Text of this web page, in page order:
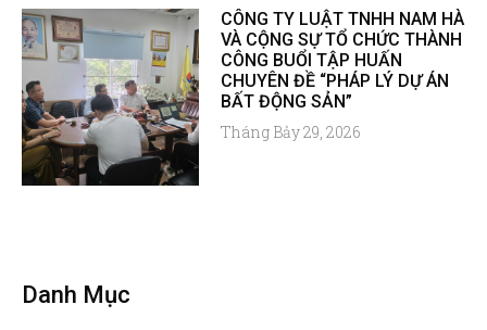
CÔNG TY LUẬT TNHH NAM HÀ
VÀ CỘNG SỰ TỔ CHỨC THÀNH
CÔNG BUỔI TẬP HUẤN
CHUYÊN ĐỀ “PHÁP LÝ DỰ ÁN
BẤT ĐỘNG SẢN”
Tháng Bảy 29, 2026
Danh Mục